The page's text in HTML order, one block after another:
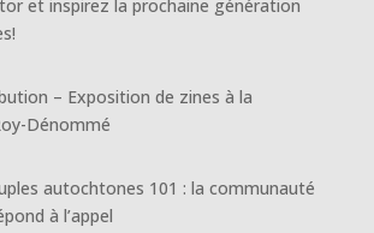
et inspirez la prochaine génération
– Exposition de zines à la
Dénommé
autochtones 101 : la communauté
à l’appel